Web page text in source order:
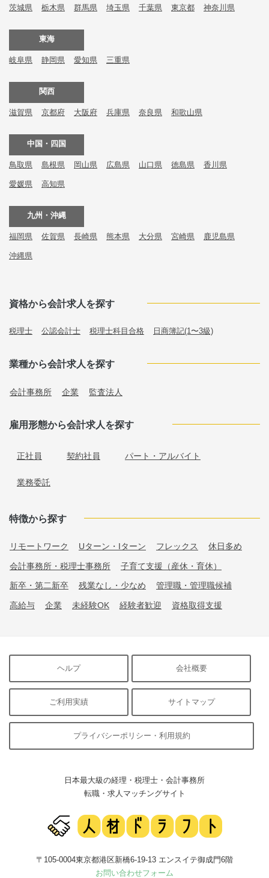
茨城県 栃木県 群馬県 埼玉県 千葉県 東京都 神奈川県
東海
岐阜県 静岡県 愛知県 三重県
関西
滋賀県 京都府 大阪府 兵庫県 奈良県 和歌山県
中国・四国
鳥取県 島根県 岡山県 広島県 山口県 徳島県 香川県
愛媛県 高知県
九州・沖縄
福岡県 佐賀県 長崎県 熊本県 大分県 宮崎県 鹿児島県
沖縄県
資格から会計求人を探す
税理士 公認会計士 税理士科目合格 日商簿記(1〜3級)
業種から会計求人を探す
会計事務所 企業 監査法人
雇用形態から会計求人を探す
正社員 契約社員 パート・アルバイト
業務委託
特徴から探す
リモートワーク Uターン・Iターン フレックス 休日多め
会計事務所・税理士事務所 子育て支援（産休・育休）
新卒・第二新卒 残業なし・少なめ 管理職・管理職候補
高給与 企業 未経験OK 経験者歓迎 資格取得支援
ヘルプ 会社概要
ご利用実績 サイトマップ
プライバシーポリシー・利用規約
日本最大級の経理・税理士・会計事務所
転職・求人マッチングサイト
〒105-0004東京都港区新橋6-19-13 エンスイテ御成門6階
お問い合わせフォーム